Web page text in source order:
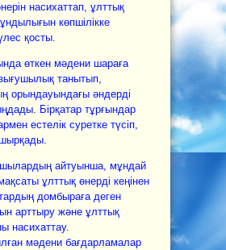
насихаттап, ұлттық
көпшілікке
қосты.
өткен мәдени шараға
танытып,
орындауындағы әндерді
Бірқатар тұрғындар
естелік суретке түсіп,
айтуынша, мұндай
ұлттық өнерді кеңінен
домбыраға деген
арттыру және ұлттық
насихаттау.
мәдени бағдарламалар